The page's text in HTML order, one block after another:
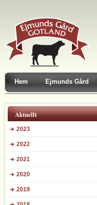
Hem Ejmunds Gård
Aktuellt
2023
2022
2021
2020
2019